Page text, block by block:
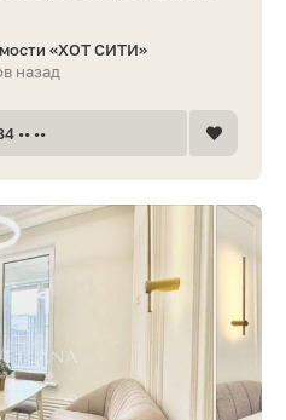
«ХОТ СИТИ»
назад
•• ••